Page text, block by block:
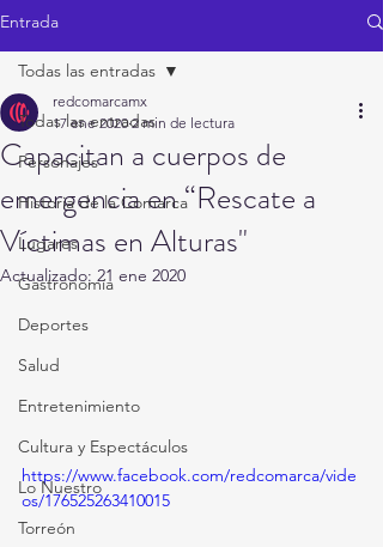
Entrada
Todas las entradas
Personajes
Historia de la Comarca
Lugares
Gastronomía
Deportes
Salud
Entretenimiento
Cultura y Espectáculos
Lo Nuestro
Torreón
Todas las entradas
Capacitan a cuerpos de
emergencia en “Rescate a
Víctimas en Alturas"
redcomarcamx
17 ene 2020 2 min de lectura
Actualizado: 21 ene 2020
https://www.facebook.com/redcomarca/vide
os/176525263410015